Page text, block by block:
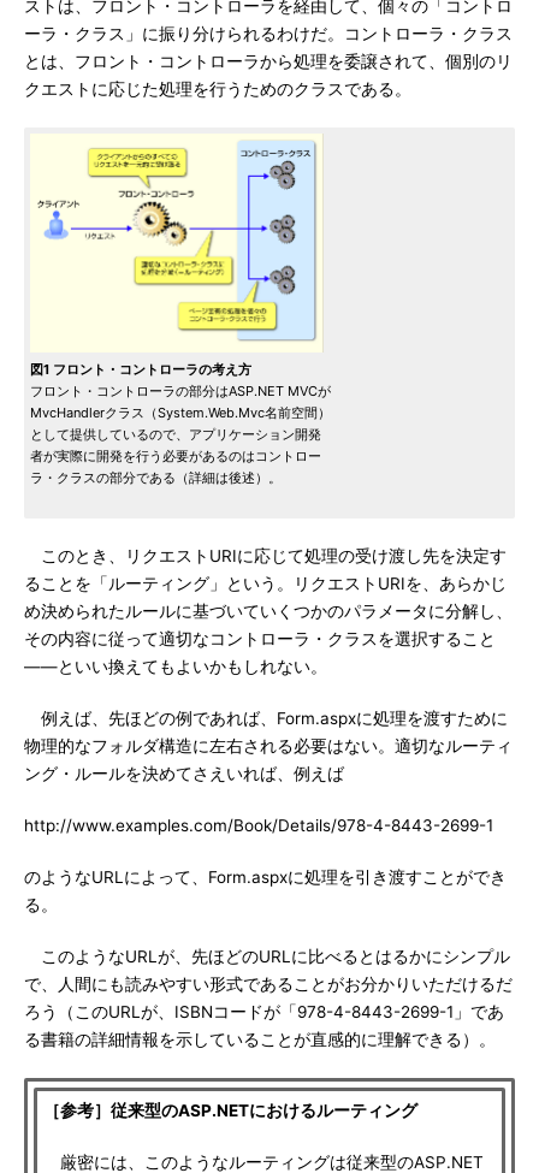
ストは、フロント・コントローラを経由して、個々の「コントロ
ーラ・クラス」に振り分けられるわけだ。コントローラ・クラス
とは、フロント・コントローラから処理を委譲されて、個別のリ
クエストに応じた処理を行うためのクラスである。
図1 フロント・コントローラの考え方
フロント・コントローラの部分はASP.NET MVCが
MvcHandlerクラス（System.Web.Mvc名前空間）
として提供しているので、アプリケーション開発
者が実際に開発を行う必要があるのはコントロー
ラ・クラスの部分である（詳細は後述）。
このとき、リクエストURIに応じて処理の受け渡し先を決定す
ることを「ルーティング」という。リクエストURIを、あらかじ
め決められたルールに基づいていくつかのパラメータに分解し、
その内容に従って適切なコントローラ・クラスを選択すること
――といい換えてもよいかもしれない。
例えば、先ほどの例であれば、Form.aspxに処理を渡すために
物理的なフォルダ構造に左右される必要はない。適切なルーティ
ング・ルールを決めてさえいれば、例えば
http://www.examples.com/Book/Details/978-4-8443-2699-1
のようなURLによって、Form.aspxに処理を引き渡すことができ
る。
このようなURLが、先ほどのURLに比べるとはるかにシンプル
で、人間にも読みやすい形式であることがお分かりいただけるだ
ろう（このURLが、ISBNコードが「978-4-8443-2699-1」であ
る書籍の詳細情報を示していることが直感的に理解できる）。
［参考］従来型のASP.NETにおけるルーティング
厳密には、このようなルーティングは従来型のASP.NET